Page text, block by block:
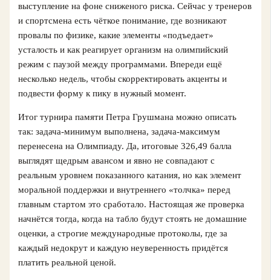
выступление на фоне сниженого риска. Сейчас у тренеров
и спортсмена есть чёткое понимание, где возникают
провалы по физике, какие элементы «подъедает»
усталость и как реагирует организм на олимпийский
режим с паузой между программами. Впереди ещё
несколько недель, чтобы скорректировать акценты и
подвести форму к пику в нужный момент.
Итог турнира памяти Петра Грушмана можно описать
так: задача-минимум выполнена, задача-максимум
перенесена на Олимпиаду. Да, итоговые 326,49 балла
выглядят щедрым авансом и явно не совпадают с
реальным уровнем показанного катания, но как элемент
моральной поддержки и внутреннего «толчка» перед
главным стартом это сработало. Настоящая же проверка
начнётся тогда, когда на табло будут стоять не домашние
оценки, а строгие международные протоколы, где за
каждый недокрут и каждую неуверенность придётся
платить реальной ценой.